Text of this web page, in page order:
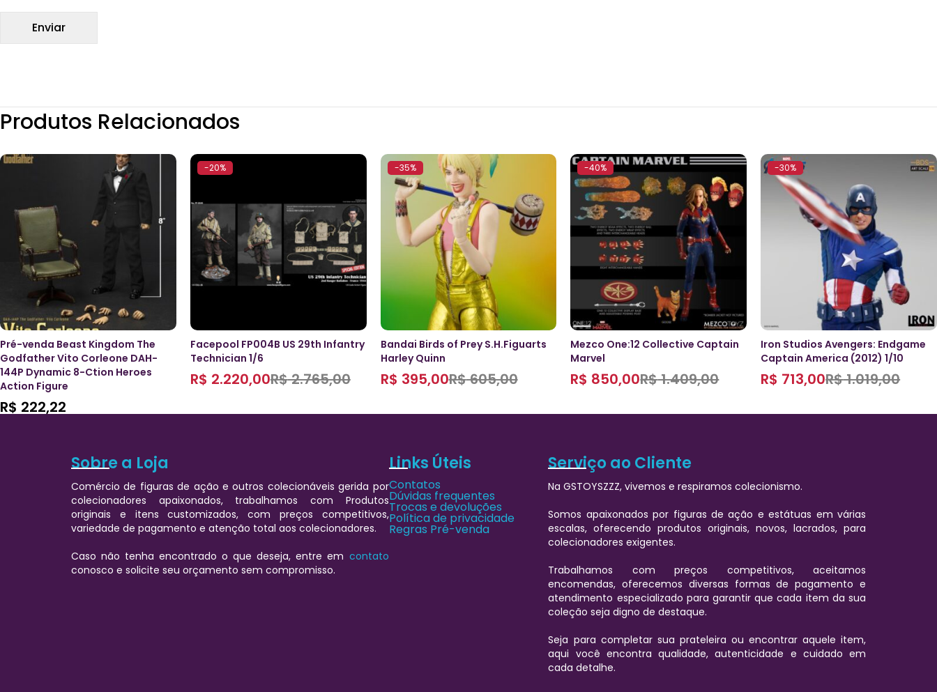
Produtos Relacionados
Pré-venda Beast Kingdom The
Godfather Vito Corleone DAH-
144P Dynamic 8-Ction Heroes
Action Figure
R$ 222,22
-20%
Facepool FP004B US 29th Infantry
Technician 1/6
R$2.765,00
R$ 2.220,00
-35%
Bandai Birds of Prey S.H.Figuarts
Harley Quinn
R$605,00
R$ 395,00
-40%
Mezco One:12 Collective Captain
Marvel
R$1.409,00
R$ 850,00
-30%
Iron Studios Avengers: Endgame
Captain America (2012) 1/10
R$1.019,00
R$ 713,00
Sobre a Loja
Comércio de figuras de ação e outros colecionáveis gerida por
colecionadores apaixonados, trabalhamos com Produtos
originais e itens customizados, com preços competitivos,
variedade de pagamento e atenção total aos colecionadores.
Caso não tenha encontrado o que deseja, entre em contato
conosco e solicite seu orçamento sem compromisso.
Links Úteis
Contatos
Dúvidas frequentes
Trocas e devoluções
Política de privacidade
Regras Pré-venda
Serviço ao Cliente
Na GSTOYSZZZ, vivemos e respiramos colecionismo.
Somos apaixonados por figuras de ação e estátuas em várias
escalas, oferecendo produtos originais, novos, lacrados, para
colecionadores exigentes.
Trabalhamos com preços competitivos, aceitamos
encomendas, oferecemos diversas formas de pagamento e
atendimento especializado para garantir que cada item da sua
coleção seja digno de destaque.
Seja para completar sua prateleira ou encontrar aquele item,
aqui você encontra qualidade, autenticidade e cuidado em
cada detalhe.